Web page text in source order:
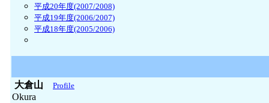
平成20年度(2007/2008)
平成19年度(2006/2007)
平成18年度(2005/2006)
大倉山 Profile
Okura